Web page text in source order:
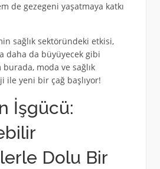
de gezegeni yaşatmaya katkı
sağlık sektöründeki etkisi,
daha da büyüyecek gibi
moda ve sağlık
ile yeni bir çağ başlıyor!
İşgücü:
Dolu Bir